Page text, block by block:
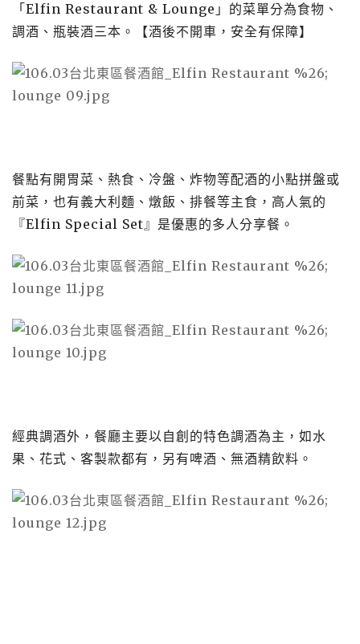
「Elfin Restaurant & Lounge」的菜單分為食物、
調酒、瓶裝酒三本。【酒後不開車，安全有保障】
餐點有開胃菜、熱食、冷盤、炸物等配酒的小點拼盤或
前菜，也有義大利麵、燉飯、排餐等主食，高人氣的
『Elfin Special Set』是優惠的多人分享餐。
經典調酒外，餐廳主要以自創的特色調酒為主，如水
果、花式、客製款都有，另有啤酒、無酒精飲料。